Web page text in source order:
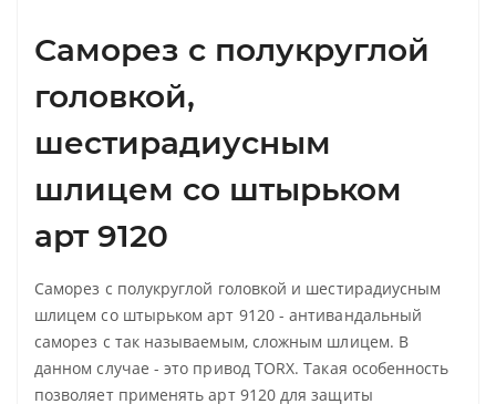
Саморез с полукруглой
головкой,
шестирадиусным
шлицем со штырьком
арт 9120
Саморез с полукруглой головкой и шестирадиусным
шлицем со штырьком арт 9120 - антивандальный
саморез с так называемым, сложным шлицем. В
данном случае - это привод TORX. Такая особенность
позволяет применять арт 9120 для защиты